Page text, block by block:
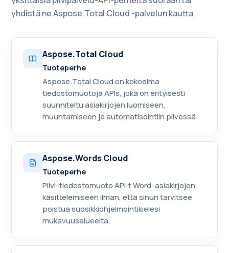
yhdistä ne Aspose.Total Cloud -palvelun kautta.
Aspose.Total Cloud
Tuoteperhe
Aspose.Total Cloud on kokoelma
tiedostomuotoja APIs, joka on erityisesti
suunniteltu asiakirjojen luomiseen,
muuntamiseen ja automatisointiin pilvessä.
Aspose.Words Cloud
Tuoteperhe
Pilvi-tiedostomuoto API:t Word-asiakirjojen
käsittelemiseen ilman, että sinun tarvitsee
poistua suosikkiohjelmointikielesi
mukavuusalueelta.